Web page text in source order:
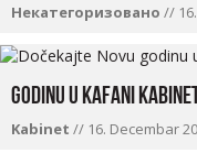
Некатегоризовано //
godinu u kafani
Kabinet // 16. Decembar